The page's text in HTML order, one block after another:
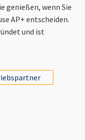
genießen, wenn Sie
AP+ entscheiden.
und ist